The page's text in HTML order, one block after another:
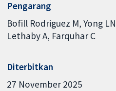
Pengarang
Bofill Rodriguez M Yong LN
Lethaby A Farquhar C
Diterbitkan
27 November 2025